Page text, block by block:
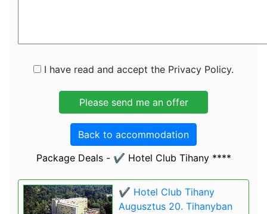
I have read and accept the Privacy Policy.
Back to accommodation
Package Deals - ✔️ Hotel Club Tihany ****
✔️ Hotel Club Tihany
Augusztus 20. Tihanyban